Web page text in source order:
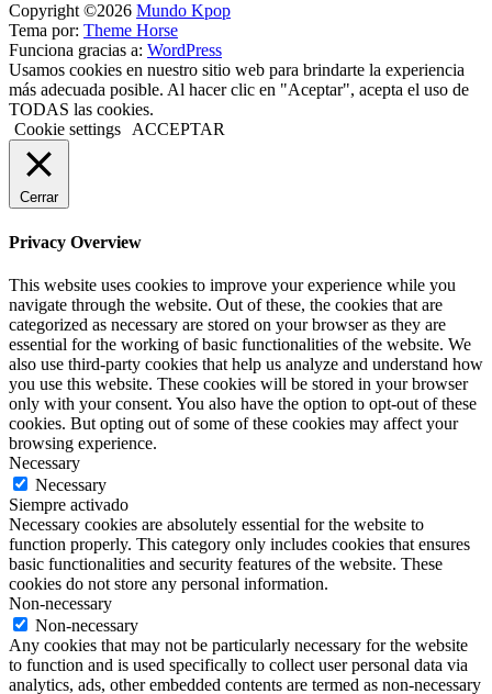
Copyright ©2026 Mundo Kpop
Tema por: Theme Horse
Funciona gracias a: WordPress
Usamos cookies en nuestro sitio web para brindarte la experiencia
más adecuada posible. Al hacer clic en "Aceptar", acepta el uso de
TODAS las cookies.
Cookie settings
ACCEPTAR
Cerrar
Privacy Overview
This website uses cookies to improve your experience while you
navigate through the website. Out of these, the cookies that are
categorized as necessary are stored on your browser as they are
essential for the working of basic functionalities of the website. We
also use third-party cookies that help us analyze and understand how
you use this website. These cookies will be stored in your browser
only with your consent. You also have the option to opt-out of these
cookies. But opting out of some of these cookies may affect your
browsing experience.
Necessary
Necessary
Siempre activado
Necessary cookies are absolutely essential for the website to
function properly. This category only includes cookies that ensures
basic functionalities and security features of the website. These
cookies do not store any personal information.
Non-necessary
Non-necessary
Any cookies that may not be particularly necessary for the website
to function and is used specifically to collect user personal data via
analytics, ads, other embedded contents are termed as non-necessary